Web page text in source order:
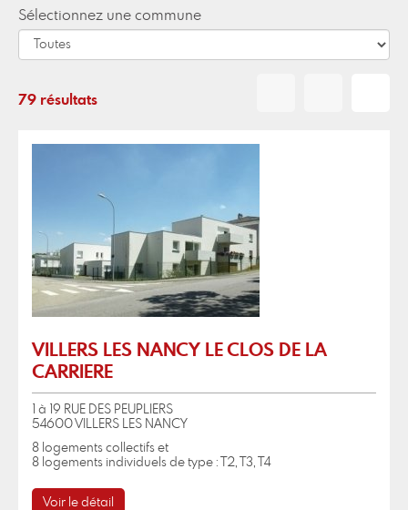
Sélectionnez une commune
79 résultats
VILLERS LES NANCY LE CLOS DE LA
CARRIERE
1 à 19 RUE DES PEUPLIERS
54600 VILLERS LES NANCY
8 logements collectifs et
8 logements individuels de type : T2, T3, T4
Voir le détail